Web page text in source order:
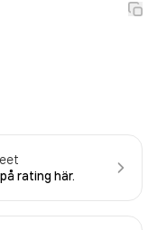
rating här.